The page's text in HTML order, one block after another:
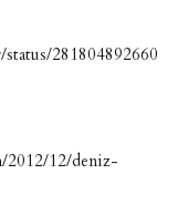
281804892660
12/deniz-